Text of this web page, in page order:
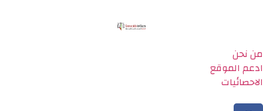
من نحن
ادعم الموقع
الاحصائيات